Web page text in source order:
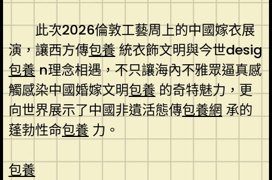
此次2026倫敦工藝周上的中國嫁衣展
演，讓西方傳包養統衣飾文明與今世desig
包養n理念相遇，不只讓海內不雅眾逼真感
觸感染中國婚嫁文明包養的奇特魅力，更
向世界展示了中國非遺活態傳包養網 承的
蓬勃性命包養 力。
包養